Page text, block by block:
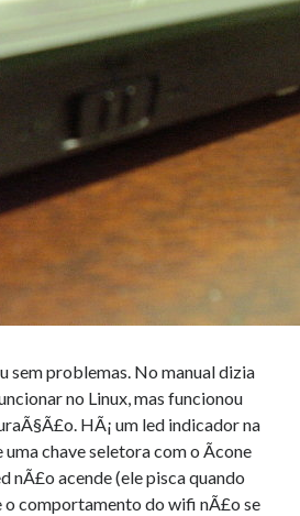
sem problemas. No manual dizia
no Linux, mas funcionou
HÃ¡ um led indicador na
chave seletora com o Ã­cone
nÃ£o acende (ele pisca quando
o comportamento do wifi nÃ£o se